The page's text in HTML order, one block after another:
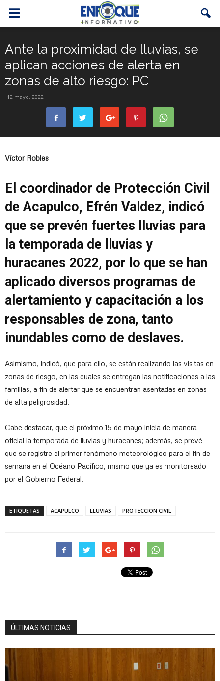
Ante la proximidad de lluvias, se
aplican acciones de alerta en
zonas de alto riesgo: PC
12 mayo, 2022
Víctor Robles
El coordinador de Protección Civil
de Acapulco, Efrén Valdez, indicó
que se prevén fuertes lluvias para
la temporada de lluvias y
huracanes 2022, por lo que se han
aplicado diversos programas de
alertamiento y capacitación a los
responsables de zona, tanto
inundables como de deslaves.
Asimismo, indicó, que para ello, se están realizando las visitas en
zonas de riesgo, en las cuales se entregan las notificaciones a las
familias, a fin de alertar que se encuentran asentadas en zonas
de alta peligrosidad.
Cabe destacar, que el próximo 15 de mayo inicia de manera
oficial la temporada de lluvias y huracanes; además, se prevé
que se registre el primer fenómeno meteorológico para el fin de
semana en el Océano Pacífico, mismo que ya es monitoreado
por el Gobierno Federal.
ETIQUETAS ACAPULCO LLUVIAS PROTECCION CIVIL
ÚLTIMAS NOTICIAS